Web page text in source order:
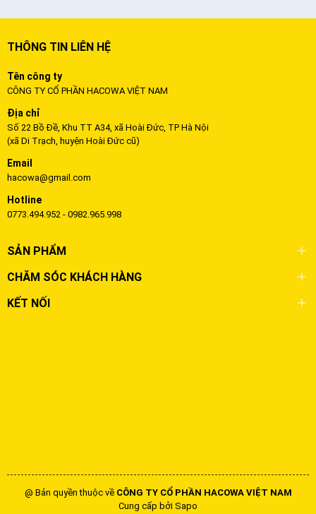
THÔNG TIN LIÊN HỆ
Tên công ty
CÔNG TY CỔ PHẦN HACOWA VIỆT NAM
Địa chỉ
Số 22 Bồ Đề, Khu TT A34, xã Hoài Đức, TP Hà Nội
(xã Di Trạch, huyện Hoài Đức cũ)
Email
hacowa@gmail.com
Hotline
0773.494.952 - 0982.965.998
SẢN PHẨM
CHĂM SÓC KHÁCH HÀNG
KẾT NỐI
@ Bản quyền thuộc về CÔNG TY CỔ PHẦN HACOWA VIỆT NAM
Cung cấp bởi Sapo